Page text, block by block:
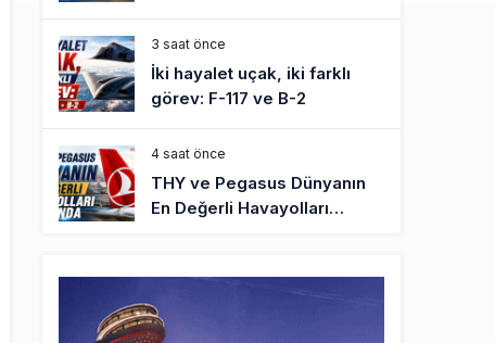
3 saat önce
İki hayalet uçak, iki farklı
görev: F-117 ve B-2
4 saat önce
THY ve Pegasus Dünyanın
En Değerli Havayolları
Fly Baghdad ABD yaptırım
listesinden çıkarıldı